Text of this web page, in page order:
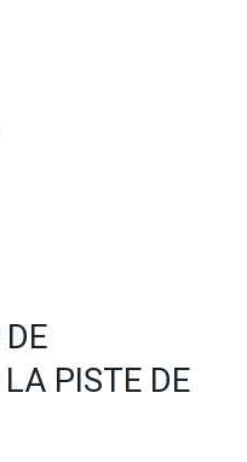
PISTE DE